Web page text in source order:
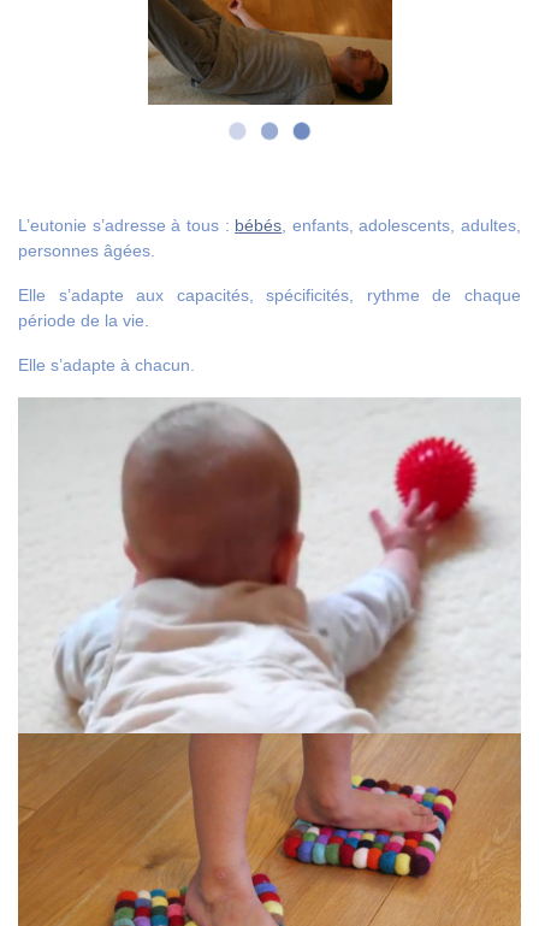
L’eutonie s’adresse à tous : bébés , enfants, adolescents, adultes,
personnes âgées.
Elle s’adapte aux capacités, spécificités, rythme de chaque
période de la vie.
Elle s’adapte à chacun.